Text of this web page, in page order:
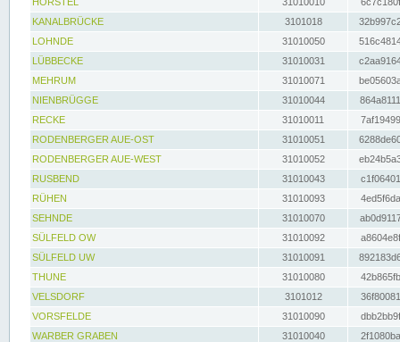
KANALBRÜCKE
3101018
LOHNDE
31010050
LÜBBECKE
31010031
MEHRUM
31010071
NIENBRÜGGE
31010044
RECKE
31010011
RODENBERGER AUE-OST
31010051
RODENBERGER AUE-WEST
31010052
RUSBEND
31010043
RÜHEN
31010093
SEHNDE
31010070
SÜLFELD OW
31010092
SÜLFELD UW
31010091
THUNE
31010080
VELSDORF
3101012
VORSFELDE
31010090
WARBER GRABEN
31010040